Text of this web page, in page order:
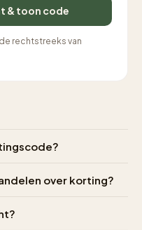
& toon code
rechtstreeks van
over korting?